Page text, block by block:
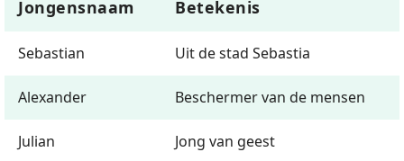
Jongensnaam Betekenis
Sebastian Uit de stad Sebastia
Alexander Beschermer van de mensen
Julian Jong van geest